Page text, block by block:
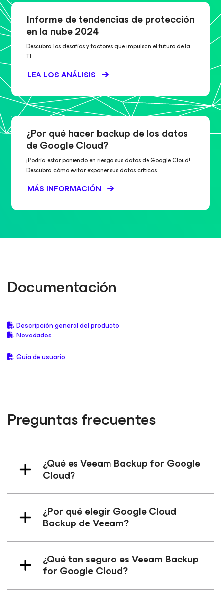
Informe de tendencias de protección
en la nube 2024
Descubra los desafíos y factores que impulsan el futuro de la
TI.
LEA LOS ANÁLISIS
¿Por qué hacer backup de los datos
de Google Cloud?
¡Podría estar poniendo en riesgo sus datos de Google Cloud!
Descubra cómo evitar exponer sus datos críticos.
MÁS INFORMACIÓN
Documentación
Descripción general del producto
Novedades
Guía de usuario
Preguntas frecuentes
¿Qué es Veeam Backup for Google
Cloud?
¿Por qué elegir Google Cloud
Backup de Veeam?
¿Qué tan seguro es Veeam Backup
for Google Cloud?